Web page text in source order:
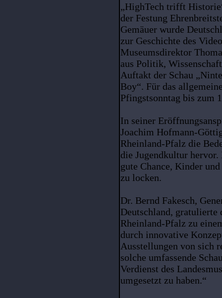
„HighTech trifft
der Festung
Gemäuer wurde
zur Geschichte des
Museumsdirektor
aus Politik,
Auftakt der Schau
Boy“. Für das
Pfingstsonntag bis zum
In seiner
Joachim Hofmann-
Rheinland-Pfalz die
die Jugendkultur
gute Chance, Kinder
zu locken.
Dr. Bernd Fakesch,
Deutschland, gratulierte
Rheinland-Pfalz zu
durch innovative
Ausstellungen von sich
solche umfassende
Verdienst des
umgesetzt zu haben.“